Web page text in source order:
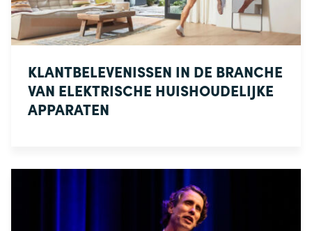
KLANTBELEVENISSEN IN DE BRANCHE
VAN ELEKTRISCHE HUISHOUDELIJKE
APPARATEN